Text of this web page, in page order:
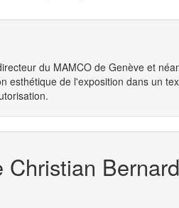
du MAMCO de Genève et
esthétique de l'exposition dans un
Christian